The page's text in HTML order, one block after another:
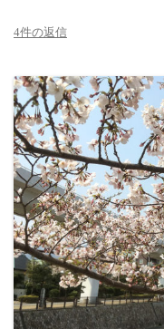
4件の返信